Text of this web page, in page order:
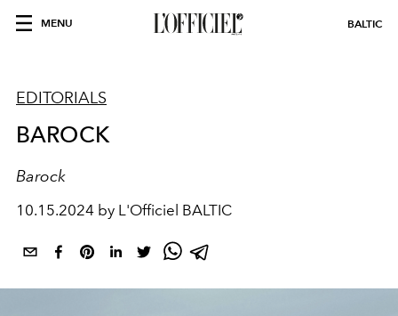
MENU BALTIC
EDITORIALS
BAROCK
Barock
10.15.2024 by L'Officiel BALTIC